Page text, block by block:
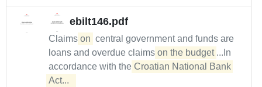
ebilt146.pdf
Claims on central government and funds are
loans and overdue claims on the budget ...In
accordance with the Croatian National Bank
Act...